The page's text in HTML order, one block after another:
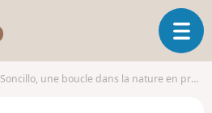
s
o
O
u
r
Soncillo, une boucle dans la nature en province de Burgos